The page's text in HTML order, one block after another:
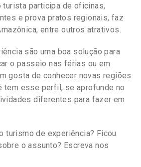
turista participa de oficinas,
e prova pratos regionais, faz
entre outros atrativos.
são uma boa solução para
o passeio nas férias ou em
gosta de conhecer novas regiões
tem esse perfil, se aprofunde no
diferentes para fazer em
turismo de experiência? Ficou
o assunto? Escreva nos